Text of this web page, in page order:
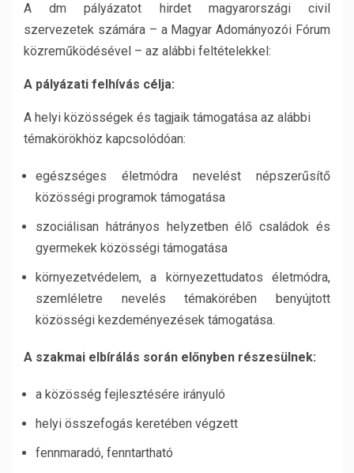
A dm pályázatot hirdet magyarországi civil
szervezetek számára – a Magyar Adományozói Fórum
közreműködésével – az alábbi feltételekkel:
A pályázati felhívás célja:
A helyi közösségek és tagjaik támogatása az alábbi
témakörökhöz kapcsolódóan:
egészséges életmódra nevelést népszerűsítő
közösségi programok támogatása
szociálisan hátrányos helyzetben élő családok és
gyermekek közösségi támogatása
környezetvédelem, a környezettudatos életmódra,
szemléletre nevelés témakörében benyújtott
közösségi kezdeményezések támogatása.
A szakmai elbírálás során előnyben részesülnek:
a közösség fejlesztésére irányuló
helyi összefogás keretében végzett
fennmaradó, fenntartható